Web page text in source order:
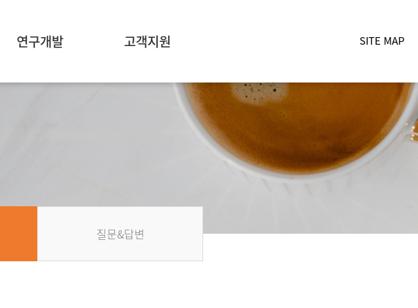
연구개발 고객지원 SITE MAP
질문&답변